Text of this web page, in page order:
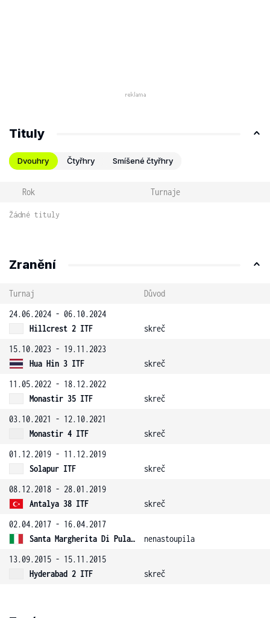
Tituly
Dvouhry Čtyřhry Smíšené čtyřhry
Rok Turnaje
Žádné tituly
Zranění
Turnaj
Důvod
24.06.2024 - 06.10.2024
Hillcrest 2 ITF
skreč
15.10.2023 - 19.11.2023
Hua Hin 3 ITF
skreč
11.05.2022 - 18.12.2022
Monastir 35 ITF
skreč
03.10.2021 - 12.10.2021
Monastir 4 ITF
skreč
01.12.2019 - 11.12.2019
Solapur ITF
skreč
08.12.2018 - 28.01.2019
Antalya 38 ITF
skreč
02.04.2017 - 16.04.2017
Santa Margherita Di Pula 3 ITF
nenastoupila
13.09.2015 - 15.11.2015
Hyderabad 2 ITF
skreč